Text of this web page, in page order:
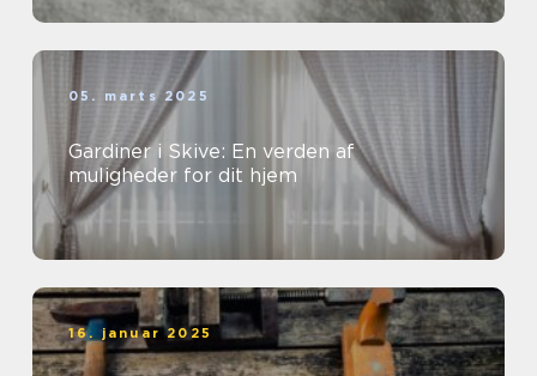
05. marts 2025
Gardiner i Skive: En verden af
muligheder for dit hjem
16. januar 2025